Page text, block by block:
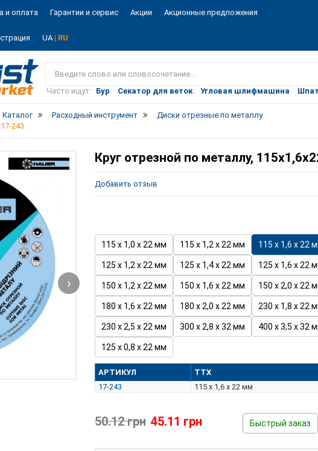
и оплата Гарантии и сервис Акции Акционные предложения
UA| RU
market
Часто ищут: Бур Секатор для веток Угловая шлифмашина
Каталог Расходный инструмент
Диски отрезные по металлу
243
›
Круг отрезной по металлу,
Добавить отзыв
115 х 1,0 х 22 мм 115 х 1,2 х 22 мм 115 х 1,6 х 22
125 х 1,2 х 22 мм 125 х 1,4 х 22 мм 125 х 1,6 х 22
150 х 1,2 х 22 мм 150 х 1,6 х 22 мм 150 х 2,0 х 22
180 х 1,6 х 22 мм 180 х 2,0 х 22 мм 230 х 1,8 х 22
230 х 2,5 х 22 мм 300 х 2,8 х 32 мм 400 х 3,5 х 32
125 х 0,8 х 22 мм
АРТИКУЛ ТТХ
17-243
115 х 1,6 х 22 мм
50.12 грн 45.11 грн Быстрый заказ